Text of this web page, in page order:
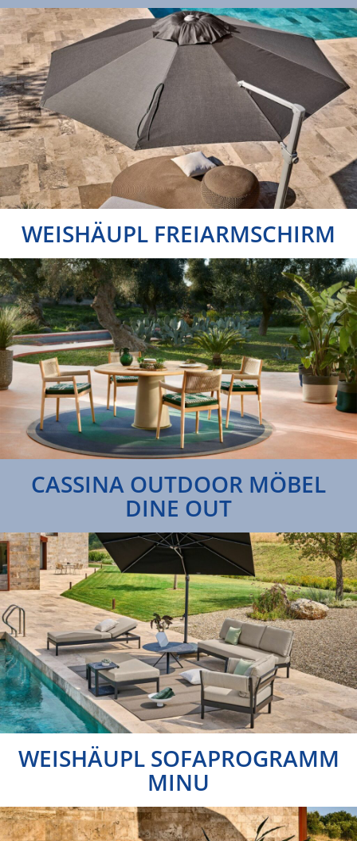
WEISHÄUPL FREIARMSCHIRM
CASSINA OUTDOOR MÖBEL
DINE OUT
WEISHÄUPL SOFAPROGRAMM
MINU